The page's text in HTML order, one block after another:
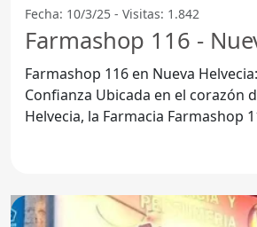
Fecha: 10/3/25 - Visitas: 1.842
Farmashop 116 -
Farmashop 116 en Nueva
Confianza Ubicada en el corazón de Nueva
Helvecia, la Farmacia Farmashop